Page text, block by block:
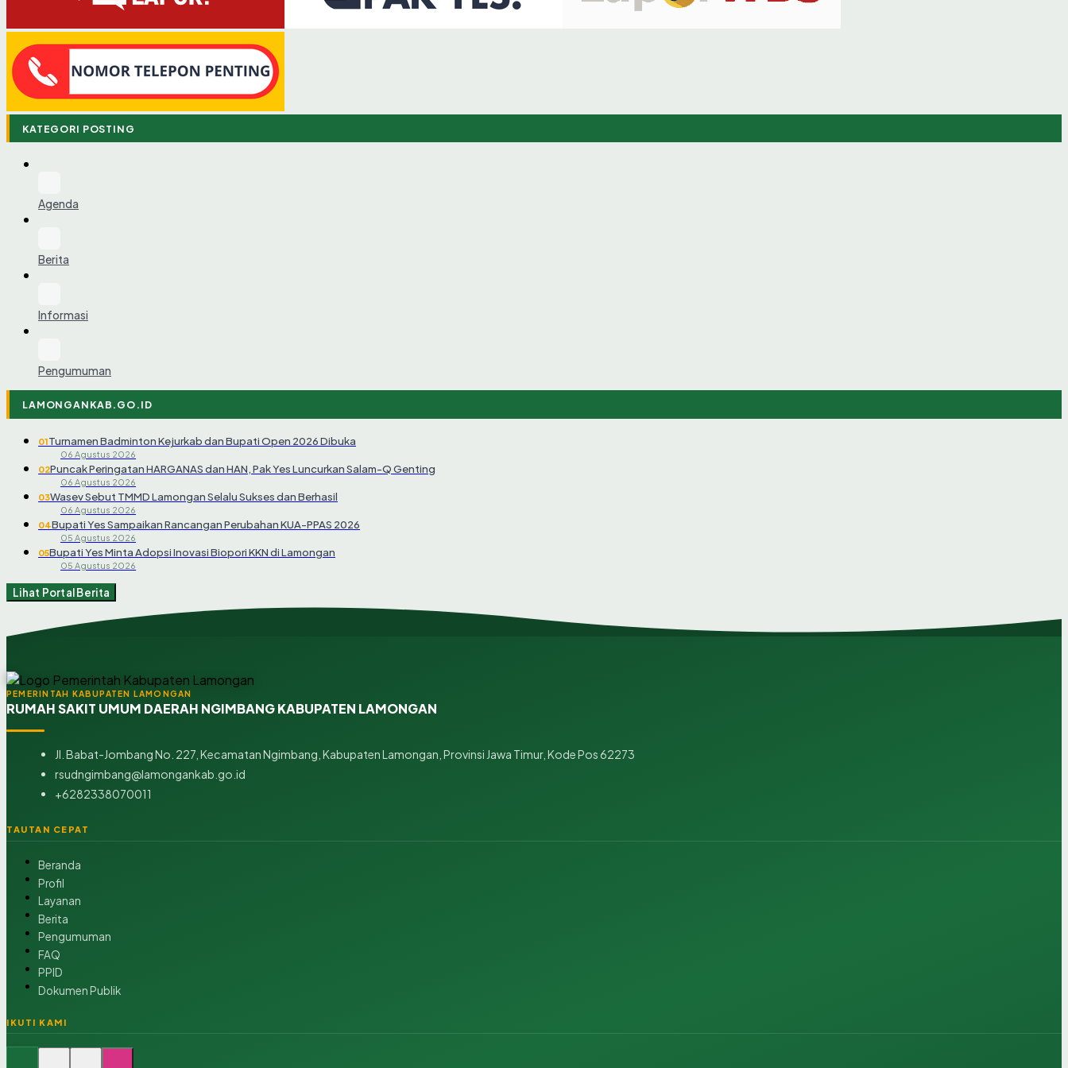
KATEGORI POSTING
Agenda
Berita
Informasi
Pengumuman
LAMONGANKAB.GO.ID
01Turnamen Badminton Kejurkab dan Bupati Open 2026 Dibuka
06 Agustus 2026
02Puncak Peringatan HARGANAS dan HAN, Pak Yes Luncurkan Salam-Q Genting
06 Agustus 2026
03Wasev Sebut TMMD Lamongan Selalu Sukses dan Berhasil
06 Agustus 2026
04Bupati Yes Sampaikan Rancangan Perubahan KUA-PPAS 2026
05 Agustus 2026
05Bupati Yes Minta Adopsi Inovasi Biopori KKN di Lamongan
05 Agustus 2026
Lihat Portal Berita
PEMERINTAH KABUPATEN LAMONGAN
RUMAH SAKIT UMUM DAERAH NGIMBANG KABUPATEN LAMONGAN
Jl. Babat-Jombang No. 227, Kecamatan Ngimbang, Kabupaten Lamongan, Provinsi Jawa Timur, Kode Pos 62273
rsudngimbang@lamongankab.go.id
+6282338070011
TAUTAN CEPAT
Beranda
Profil
Layanan
Berita
Pengumuman
FAQ
PPID
Dokumen Publik
IKUTI KAMI